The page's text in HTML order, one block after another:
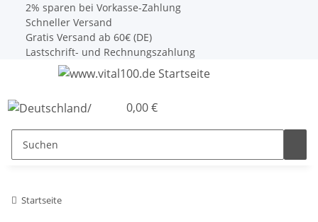
2% sparen bei Vorkasse-Zahlung
Schneller Versand
Gratis Versand ab 60€ (DE)
Lastschrift- und Rechnungszahlung
0,00 €
Startseite